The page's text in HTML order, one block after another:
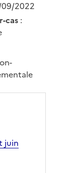
09/2022
cas :
juin